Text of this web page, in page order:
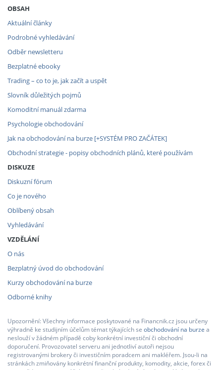
OBSAH
Aktuální články
Podrobné vyhledávání
Odběr newsletteru
Bezplatné ebooky
Trading – co to je, jak začít a uspět
Slovník důležitých pojmů
Komoditní manuál zdarma
Psychologie obchodování
Jak na obchodování na burze [+SYSTÉM PRO ZAČÁTEK]
Obchodní strategie - popisy obchodních plánů, které používám
DISKUZE
Diskuzní fórum
Co je nového
Oblíbený obsah
Vyhledávání
VZDĚLÁNÍ
O nás
Bezplatný úvod do obchodování
Kurzy obchodování na burze
Odborné knihy
Upozornění: Všechny informace poskytované na Financnik.cz jsou určeny
výhradně ke studijním účelům témat týkajících se obchodování na burze a
neslouží v žádném případě coby konkrétní investiční či obchodní
doporučení. Provozovatel serveru ani jednotliví autoři nejsou
registrovanými brokery či investičním poradcem ani makléřem. Jsou-li na
stránkách zmiňovány konkrétní finanční produkty, komodity, akcie, forex či